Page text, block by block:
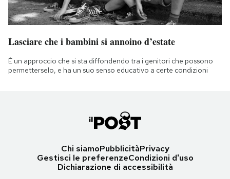
Lasciare che i bambini si annoino d’estate
È un approccio che si sta diffondendo tra i genitori che possono
permetterselo, e ha un suo senso educativo a certe condizioni
Chi siamoPubblicitàPrivacy
Gestisci le preferenzeCondizioni d'uso
Dichiarazione di accessibilità